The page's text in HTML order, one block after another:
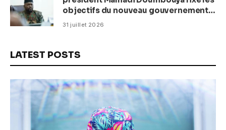
objectifs du nouveau gouvernement
(CM)
31 juillet 2026
LATEST POSTS